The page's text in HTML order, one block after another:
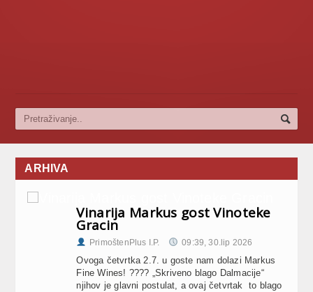
ARHIVA
Vinarija Markus gost Vinoteke
Gracin
PrimoštenPlus I.P. 09:39, 30.lip 2026
Ovoga četvrtka 2.7. u goste nam dolazi Markus
Fine Wines! ???? „Skriveno blago Dalmacije“
njihov je glavni postulat, a ovaj četvrtak to blago